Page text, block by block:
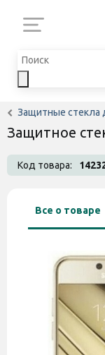
Защитные стекла
Защитное
Код товара:
Все о товаре